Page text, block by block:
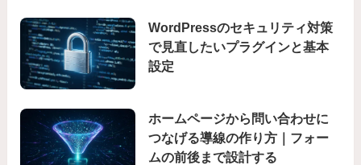
WordPressのセキュリティ対策
で見直したいプラグインと基本
設定
ホームページから問い合わせに
つなげる導線の作り方｜フォー
ムの前後まで設計する